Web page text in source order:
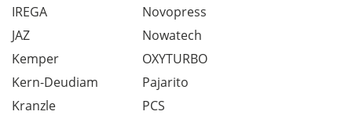
IREGA
JAZ
Kemper
Kern-Deudiam
Kranzle
Novopress
Nowatech
OXYTURBO
Pajarito
PCS